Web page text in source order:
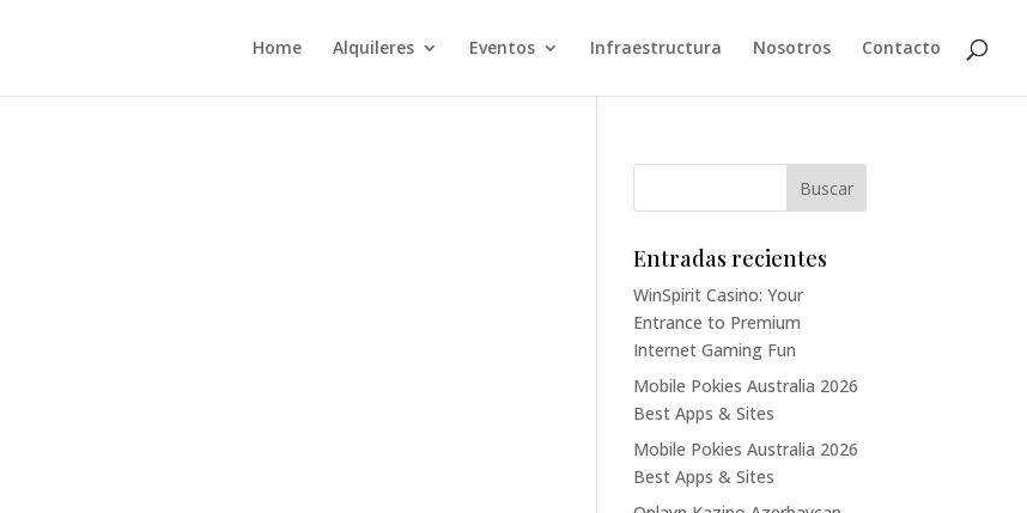
Home Alquileres Eventos Infraestructura Nosotros Contacto
Entradas recientes
WinSpirit Casino: Your
Entrance to Premium
Internet Gaming Fun
Mobile Pokies Australia 2026
Best Apps & Sites
Mobile Pokies Australia 2026
Best Apps & Sites